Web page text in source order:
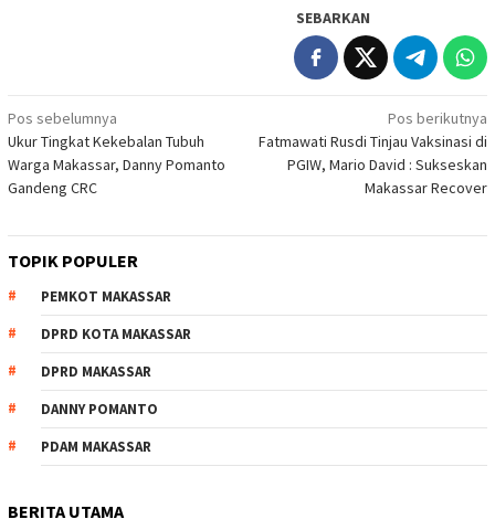
SEBARKAN
Navigasi
pos
Pos sebelumnya
Ukur Tingkat Kekebalan Tubuh
Warga Makassar, Danny Pomanto
Gandeng CRC
Pos berikutnya
Fatmawati Rusdi Tinjau Vaksinasi di
PGIW, Mario David : Sukseskan
Makassar Recover
TOPIK POPULER
PEMKOT MAKASSAR
DPRD KOTA MAKASSAR
DPRD MAKASSAR
DANNY POMANTO
PDAM MAKASSAR
BERITA UTAMA